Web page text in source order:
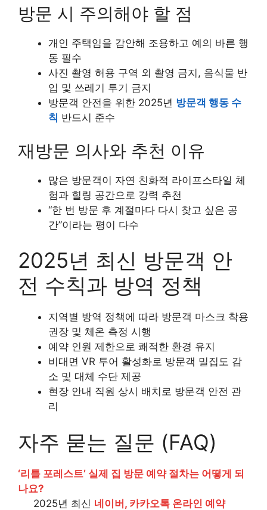
방문 시 주의해야 할 점
개인 주택임을 감안해 조용하고 예의 바른 행
동 필수
사진 촬영 허용 구역 외 촬영 금지, 음식물 반
입 및 쓰레기 투기 금지
방문객 안전을 위한 2025년 방문객 행동 수
칙 반드시 준수
재방문 의사와 추천 이유
많은 방문객이 자연 친화적 라이프스타일 체
험과 힐링 공간으로 강력 추천
“한 번 방문 후 계절마다 다시 찾고 싶은 공
간”이라는 평이 다수
2025년 최신 방문객 안
전 수칙과 방역 정책
지역별 방역 정책에 따라 방문객 마스크 착용
권장 및 체온 측정 시행
예약 인원 제한으로 쾌적한 환경 유지
비대면 VR 투어 활성화로 방문객 밀집도 감
소 및 대체 수단 제공
현장 안내 직원 상시 배치로 방문객 안전 관
리
자주 묻는 질문 (FAQ)
‘리틀 포레스트’ 실제 집 방문 예약 절차는 어떻게 되
나요?
2025년 최신 네이버, 카카오톡 온라인 예약